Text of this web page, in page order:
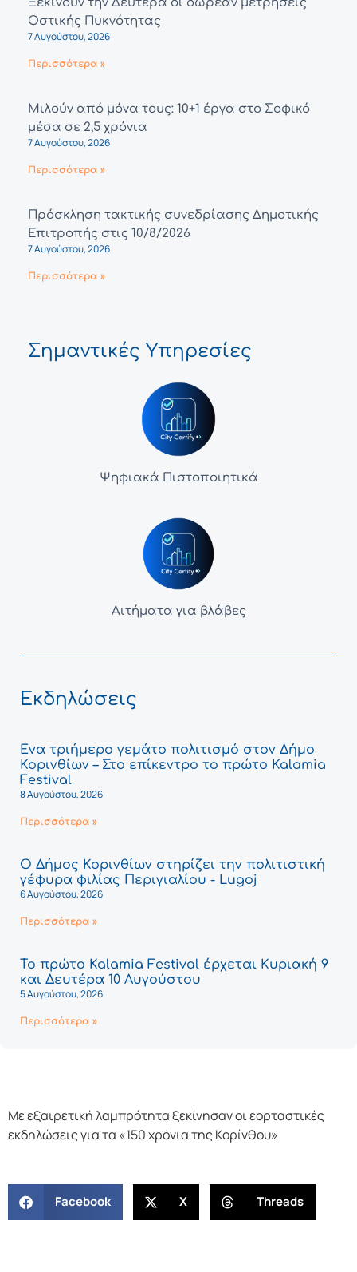
Ξεκινούν την Δευτέρα οι δωρεάν μετρήσεις
Οστικής Πυκνότητας
7 Αυγούστου, 2026
Περισσότερα »
Μιλούν από μόνα τους: 10+1 έργα στο Σοφικό
μέσα σε 2,5 χρόνια
7 Αυγούστου, 2026
Περισσότερα »
Πρόσκληση τακτικής συνεδρίασης Δημοτικής
Επιτροπής στις 10/8/2026
7 Αυγούστου, 2026
Περισσότερα »
Σημαντικές Υπηρεσίες
Ψηφιακά Πιστοποιητικά
Αιτήματα για βλάβες
Εκδηλώσεις
Ένα τριήμερο γεμάτο πολιτισμό στον Δήμο
Κορινθίων – Στο επίκεντρο το πρώτο Kalamia
Festival
8 Αυγούστου, 2026
Περισσότερα »
Ο Δήμος Κορινθίων στηρίζει την πολιτιστική
γέφυρα φιλίας Περιγιαλίου - Lugoj
6 Αυγούστου, 2026
Περισσότερα »
Το πρώτο Kalamia Festival έρχεται Κυριακή 9
και Δευτέρα 10 Αυγούστου
5 Αυγούστου, 2026
Περισσότερα »
Με εξαιρετική λαμπρότητα ξεκίνησαν οι εορταστικές
εκδηλώσεις για τα «150 χρόνια της Κορίνθου»
Facebook X Threads